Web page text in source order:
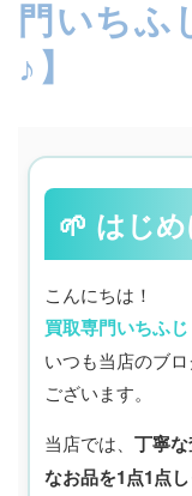
門いちふ
♪】
🌱 はじ
こんにちは！
買取専門いちふ
いつも当店のブ
ございます。
当店では、 丁寧
なお品を1点1点